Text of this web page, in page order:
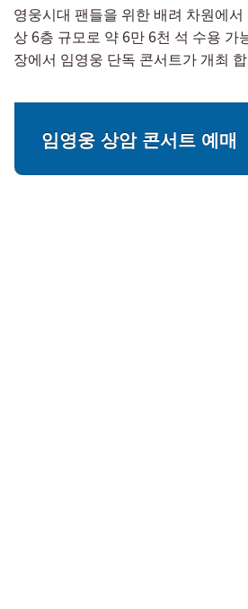
영웅시대 팬들을 위한 배려 차원에
상 6층 규모로 약 6만 6천 석 수용 가
장에서 임영웅 단독 콘서트가 개최
임영웅 상암 콘서트 예매